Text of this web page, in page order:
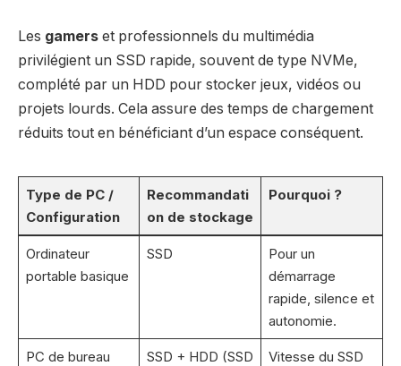
Les gamers et professionnels du multimédia
privilégient un SSD rapide, souvent de type NVMe,
complété par un HDD pour stocker jeux, vidéos ou
projets lourds. Cela assure des temps de chargement
réduits tout en bénéficiant d’un espace conséquent.
Type de PC /
Configuration
Recommandati
on de stockage
Pourquoi ?
Ordinateur
portable basique
SSD
Pour un
démarrage
rapide, silence et
autonomie.
PC de bureau
SSD + HDD (SSD
Vitesse du SSD